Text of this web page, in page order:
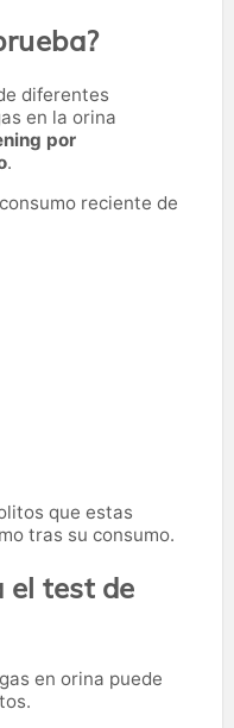
diferentes
en la orina
por
.
reciente de
que estas
tras su consumo.
el test de
en orina puede